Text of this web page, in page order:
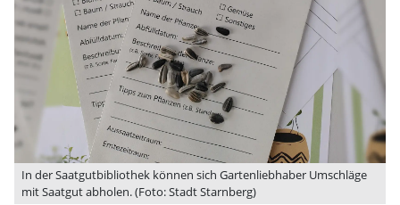
In der Saatgutbibliothek können sich Gartenliebhaber Umschläge
mit Saatgut abholen. (Foto: Stadt Starnberg)